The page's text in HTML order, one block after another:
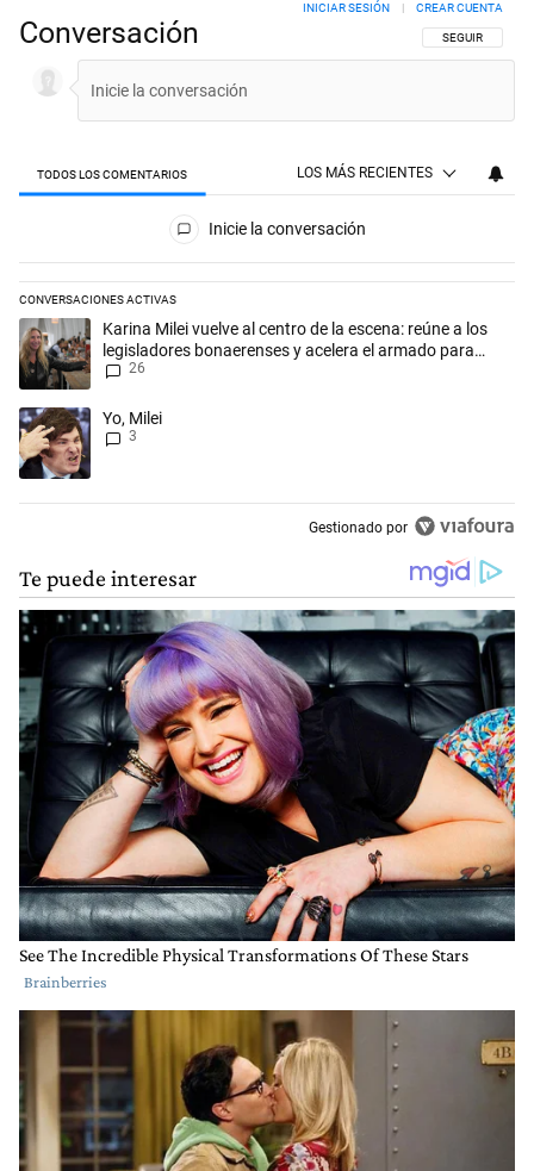
Conversación SIGA ESTA
SEGUIR
INICIAR SESIÓN CREAR CUENTA
TODOS LOS COMENTARIOS LOS MÁS RECIENTES
Todos los comentarios
Inicie la conversación
CONVERSACIONES ACTIVAS
Este listado muestra los artículos con más comentarios en los
Un artículo de tendencia con el título "Karina Milei vuelve al centro de
Karina Milei vuelve al centro de la escena: reúne a los
legisladores bonaerenses y acelera el armado para
2027
26
Un artículo de tendencia con el título "Yo, Milei" con 3 comentarios.
Yo, Milei
3
Gestionado por